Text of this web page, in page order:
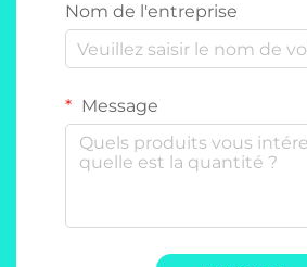
Nom de l'entreprise
Message